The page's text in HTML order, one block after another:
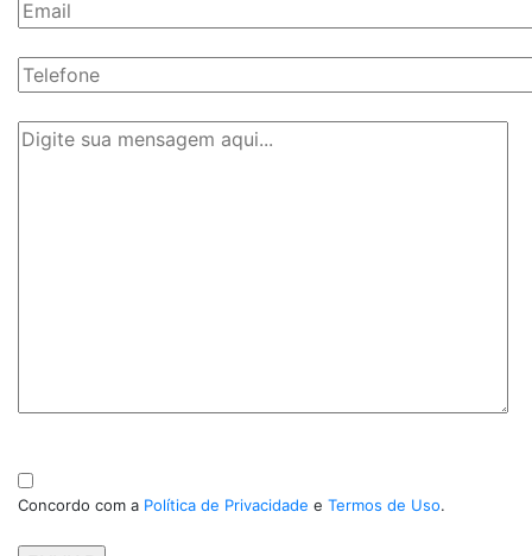
Concordo com a Política de Privacidade e Termos de Uso.